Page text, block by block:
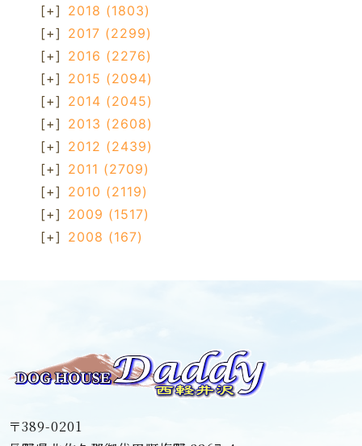
[+] 2018 (1803)
[+] 2017 (2299)
[+] 2016 (2276)
[+] 2015 (2094)
[+] 2014 (2045)
[+] 2013 (2608)
[+] 2012 (2439)
[+] 2011 (2709)
[+] 2010 (2119)
[+] 2009 (1517)
[+] 2008 (167)
〒389-0201